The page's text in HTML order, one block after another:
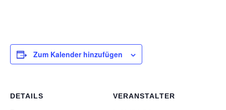
Zum Kalender hinzufügen
DETAILS VERANSTALTER